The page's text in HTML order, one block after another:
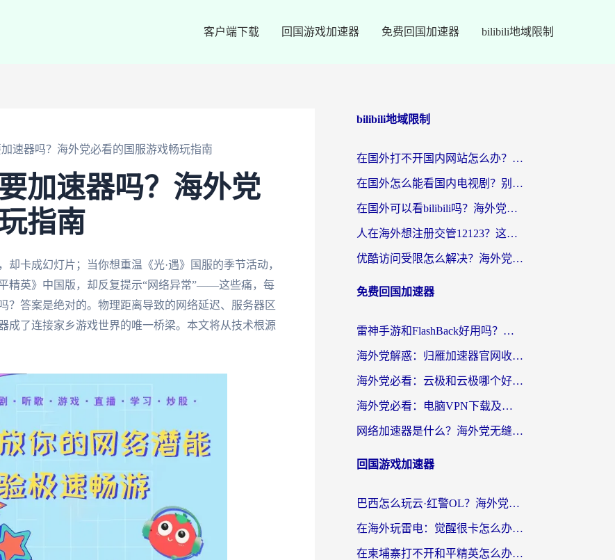
客户端下载 回国游戏加速器 免费回国加速器 bilibili地域限制
速器吗？海外党必看的国服游戏畅玩指南
加速器吗？海外党
指南
卡成幻灯片；当你想重温《光·遇》国服的季节活动，
精英》中国版，却反复提示“网络异常”——这些痛，每
？答案是绝对的。物理距离导致的网络延迟、服务器区
成了连接家乡游戏世界的唯一桥梁。本文将从技术根源
bilibili地域限制
在国外打不开国内网站怎么办？海外华人亲测的回国加速器选择指南
在国外怎么能看国内电视剧？别再踩坑！这篇给你真实解决方案
在国外可以看bilibili吗？海外党追剧看番的终极解决方案来了
人在海外想注册交管12123？这篇攻略帮你搞定（附回国加速神器）
优酷访问受限怎么解决？海外党亲测有效的回国加速方案
免费回国加速器
雷神手游和FlashBack好用吗？海外党亲测指南，避开破解版坑轻松访问国内资源
海外党解惑：归雁加速器官网收费吗？+3个回国加速问题的真实答案
海外党必看：云极和云极哪个好？3分钟选对回国加速器，无缝访问国内资源
海外党必看：电脑VPN下载及回国加速器选择指南——无缝访问国内资源不再难
网络加速器是什么？海外党无缝刷剧、看NBA的实用指南
回国游戏加速器
巴西怎么玩云·红警OL？海外党国服游戏加速终极攻略（附非洲逆水寒&天下山海低延迟技巧）
在海外玩雷电：觉醒很卡怎么办？2026终极指南帮你告别延迟与卡顿
在柬埔寨打不开和平精英怎么办？海外党必看的国服游戏加速终极指南